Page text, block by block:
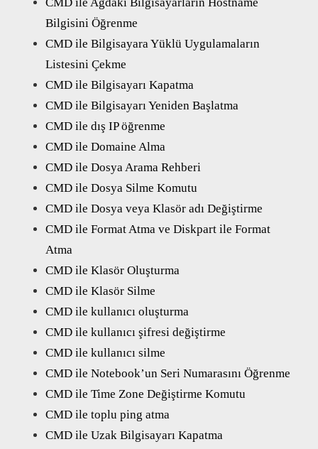
Bilgisini Öğrenme
CMD ile Bilgisayara Yüklü Uygulamaların
Listesini Çekme
CMD ile Bilgisayarı Kapatma
CMD ile Bilgisayarı Yeniden Başlatma
CMD ile dış IP öğrenme
CMD ile Domaine Alma
CMD ile Dosya Arama Rehberi
CMD ile Dosya Silme Komutu
CMD ile Dosya veya Klasör adı Değiştirme
CMD ile Format Atma ve Diskpart ile Format
Atma
CMD ile Klasör Oluşturma
CMD ile Klasör Silme
CMD ile kullanıcı oluşturma
CMD ile kullanıcı şifresi değiştirme
CMD ile kullanıcı silme
CMD ile Notebook’un Seri Numarasını Öğrenme
CMD ile Time Zone Değiştirme Komutu
CMD ile toplu ping atma
CMD ile Uzak Bilgisayarı Kapatma